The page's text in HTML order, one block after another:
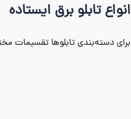
انواع تابلو برق ایستاده
برای دسته‌بندی تابلوها تقسیمات